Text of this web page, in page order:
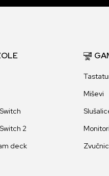
2
deck
Miševi
Monitori